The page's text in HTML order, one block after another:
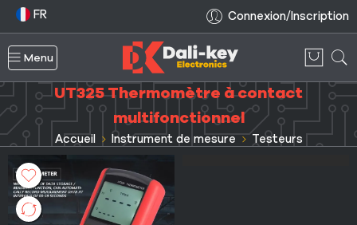
FR Connexion/Inscription
Menu
UT325 Thermomètre à contact
multifonctionnel
Accueil Instrument de mesure Testeurs